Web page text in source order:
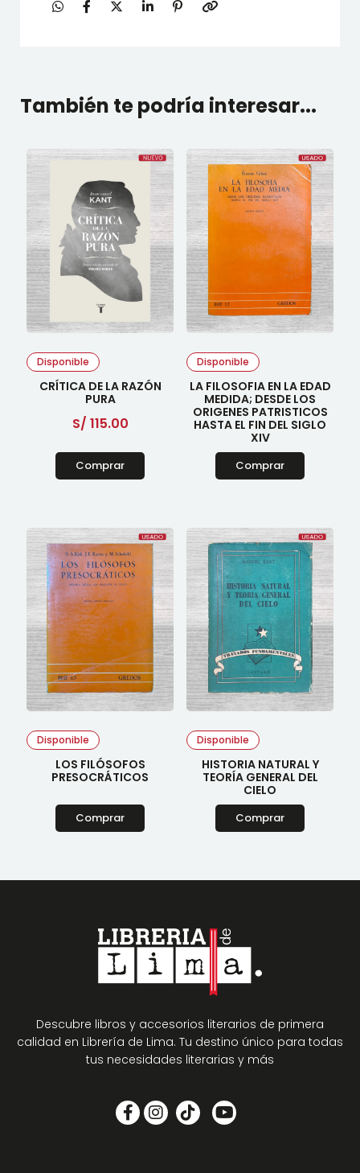
También te podría interesar...
Disponible
CRÍTICA DE LA RAZÓN
PURA
S/ 115.00
Comprar
Disponible
LA FILOSOFIA EN LA EDAD
MEDIDA; DESDE LOS
ORIGENES PATRISTICOS
HASTA EL FIN DEL SIGLO
XIV
Comprar
Disponible
LOS FILÓSOFOS
PRESOCRÁTICOS
Comprar
Disponible
HISTORIA NATURAL Y
TEORÍA GENERAL DEL
CIELO
Comprar
Descubre libros y accesorios literarios de primera
calidad en Librería de Lima. Tu destino único para todas
tus necesidades literarias y más